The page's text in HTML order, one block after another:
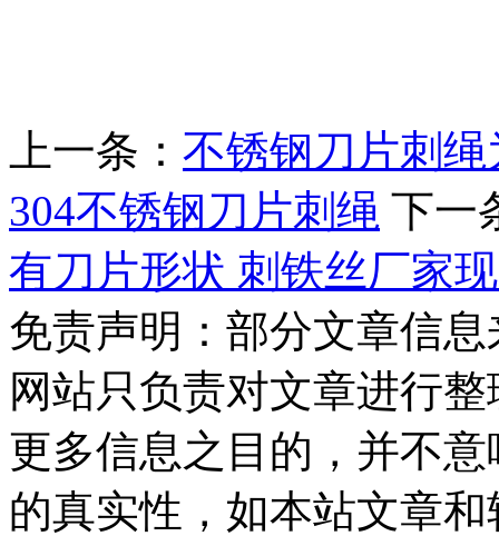
上一条： 不锈钢刀片刺
304不锈钢刀片刺绳 下一
有刀片形状 刺铁丝厂家
免责声明：部分文章信
网站只负责对文章进行
更多信息之目的，并不
的真实性，如本站文章